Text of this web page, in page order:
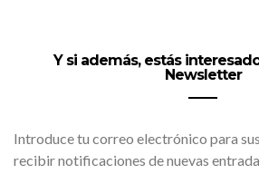
Y si además, estás
Newsletter
Introduce tu correo electrónico para
recibir notificaciones de nuevas